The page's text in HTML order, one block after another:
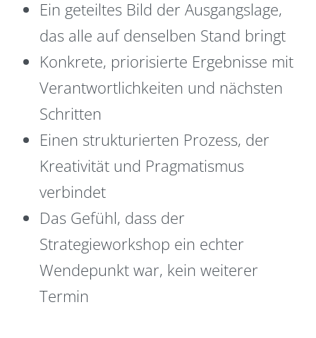
Ein geteiltes Bild der Ausgangslage,
das alle auf denselben Stand bringt
Konkrete, priorisierte Ergebnisse mit
Verantwortlichkeiten und nächsten
Schritten
Einen strukturierten Prozess, der
Kreativität und Pragmatismus
verbindet
Das Gefühl, dass der
Strategieworkshop ein echter
Wendepunkt war, kein weiterer
Termin